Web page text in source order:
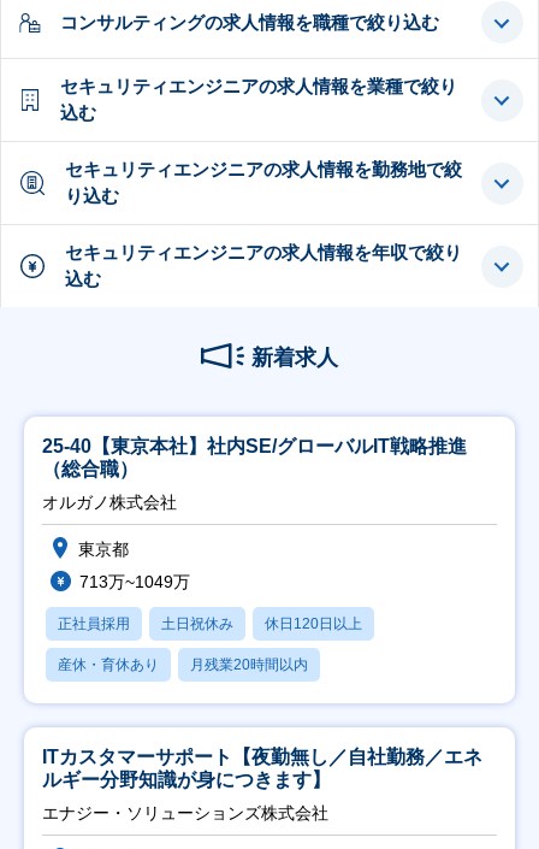
コンサルティングの求人情報を職種で絞り込む
セキュリティエンジニアの求人情報を業種で絞り
込む
セキュリティエンジニアの求人情報を勤務地で絞
り込む
セキュリティエンジニアの求人情報を年収で絞り
込む
新着求人
25-40【東京本社】社内SE/グローバルIT戦略推進
（総合職）
オルガノ株式会社
東京都
713万~1049万
正社員採用 土日祝休み 休日120日以上
産休・育休あり 月残業20時間以内
ITカスタマーサポート【夜勤無し／自社勤務／エネ
ルギー分野知識が身につきます】
エナジー・ソリューションズ株式会社